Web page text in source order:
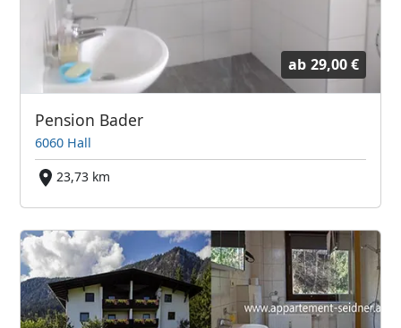
ab 29,00 €
Pension Bader
6060 Hall
23,73 km